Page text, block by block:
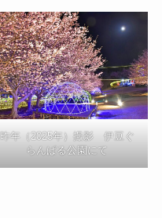
昨年（2025年）撮影 伊豆ぐ
らんぱる公園にて